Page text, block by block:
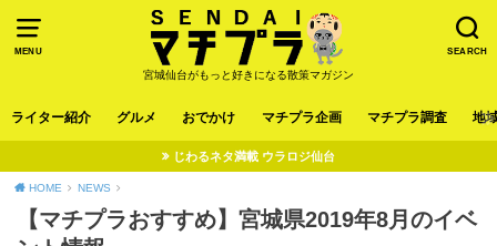
MENU SEARCH
宮城仙台がもっと好きになる散策マガジン
ライター紹介 グルメ おでかけ マチプラ企画 マチプラ調査 地
じわるネタ満載 ウラロジ仙台
HOME NEWS
【マチプラおすすめ】宮城県2019年8月のイベ